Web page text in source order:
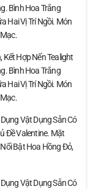
Bình Hoa Trắng
Hai Vị Trí Ngồi. Món
Hợp Nến Tealight
Bình Hoa Trắng
Hai Vị Trí Ngồi. Món
Vật Dụng Sẵn Có
Đề Valentine. Mặt
Bật Hoa Hồng Đỏ,
Vật Dụng Sẵn Có